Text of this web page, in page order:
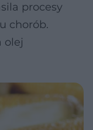
procesy
chorób.
olej